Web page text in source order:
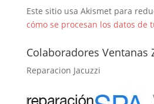
Este sitio usa Akismet para
cómo se procesan los datos de
Colaboradores Ventanas
Reparacion Jacuzzi